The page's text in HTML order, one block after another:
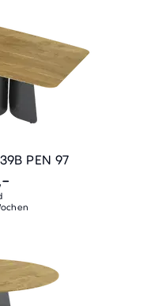
PEN 97